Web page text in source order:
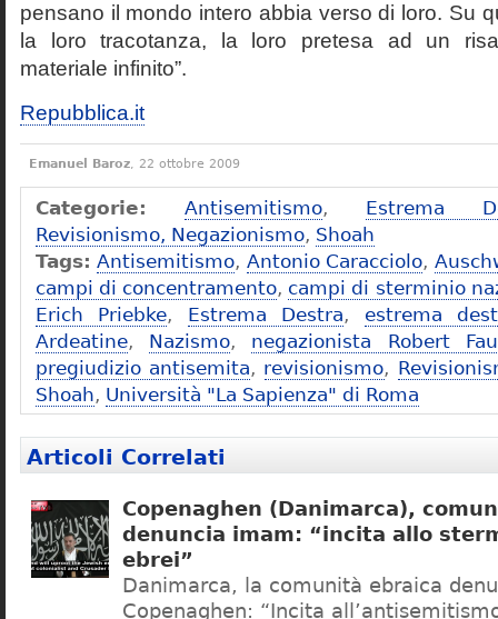
pensano il mondo intero abbia verso di loro. Su
la loro tracotanza, la loro pretesa ad un
materiale infinito”.
Repubblica.it
Emanuel Baroz, 22 ottobre 2009
Categorie: Antisemitismo, Estrema
Revisionismo, Negazionismo, Shoah
Tags: Antisemitismo, Antonio Caracciolo,
campi di concentramento, campi di sterminio
Erich Priebke, Estrema Destra, estrema
Ardeatine, Nazismo, negazionista Robert
pregiudizio antisemita, revisionismo,
Shoah, Università "La Sapienza" di Roma
Articoli Correlati
Copenaghen (Danimarca),
denuncia imam: “incita allo
ebrei”
Danimarca, la comunità ebraica
Copenaghen: “Incita